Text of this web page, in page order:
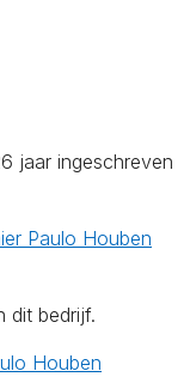
jaar ingeschreven
Paulo Houben
dit bedrijf.
Houben